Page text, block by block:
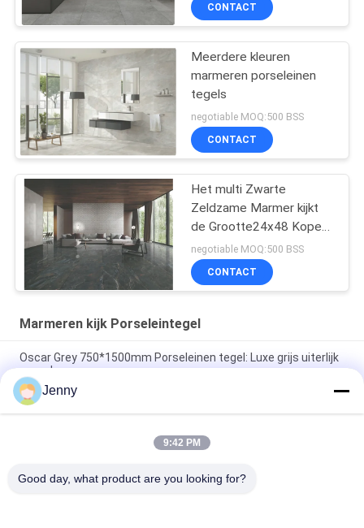
CONTACT
Meerdere kleuren
marmeren porseleinen
tegels
negotiable MOQ:500 BSS
CONTACT
Het multi Zwarte
Zeldzame Marmer kijkt
de Grootte24x48 Koper
Donamita van de
Porseleintegel
negotiable MOQ:500 BSS
CONTACT
Marmeren kijk Porseleintegel
Oscar Grey 750*1500mm Porseleinen tegel: Luxe grijs uiterlijk
voor vloeren en muren
Cloud Grey porseleinen tegel: 750*1500mm, 9,5mm dik,
marmeren afwerking
Zuivere grijze porseleinen tegel: 9,5 mm dik, schone en pure
Jenny
9:42 PM
Good day, what product are you looking for?